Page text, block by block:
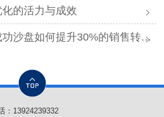
的活力与成效
盘如何提升30%的销售转化率？
： 13924239332